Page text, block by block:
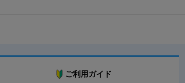
ご利用ガイド